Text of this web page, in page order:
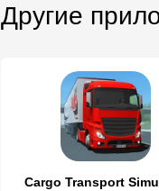
Другие
Cargo Transport